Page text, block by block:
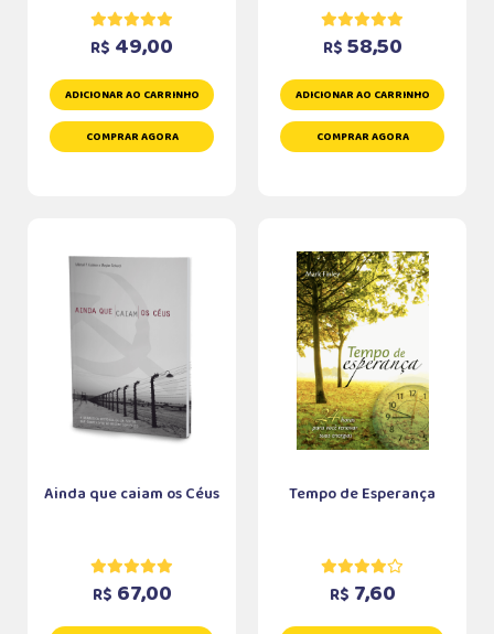
R$ 49,00
ADICIONAR AO CARRINHO
COMPRAR AGORA
R$ 58,50
ADICIONAR AO CARRINHO
COMPRAR AGORA
Ainda que caiam os Céus
R$ 67,00
Tempo de Esperança
R$ 7,60